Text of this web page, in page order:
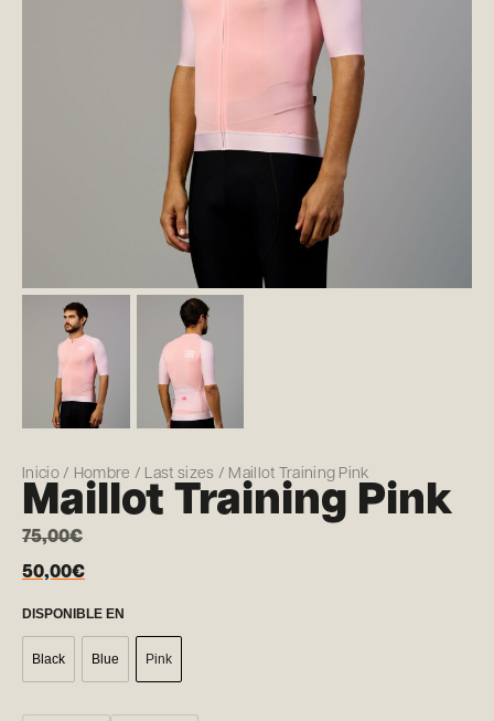
Inicio/ Hombre / Last sizes / Maillot Training Pink
Maillot Training Pink
75,00€
50,00€
DISPONIBLE EN
Black Blue Pink